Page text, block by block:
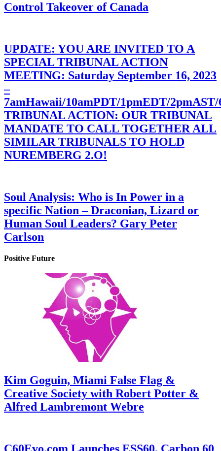
Control Takeover of Canada
UPDATE: YOU ARE INVITED TO A
SPECIAL TRIBUNAL ACTION
MEETING: Saturday September 16, 2023
–
7amHawaii/10amPDT/1pmEDT/
TRIBUNAL ACTION: OUR TRIBUNAL
MANDATE TO CALL TOGETHER ALL
SIMILAR TRIBUNALS TO HOLD
NUREMBERG 2.O!
Soul Analysis: Who is In Power in a
specific Nation – Draconian, Lizard or
Human Soul Leaders? Gary Peter
Carlson
Positive Future
Kim Goguin, Miami False Flag &
Creative Society with Robert Potter &
Alfred Lambremont Webre
C60Evo.com Launches ESS60, Carbon 60